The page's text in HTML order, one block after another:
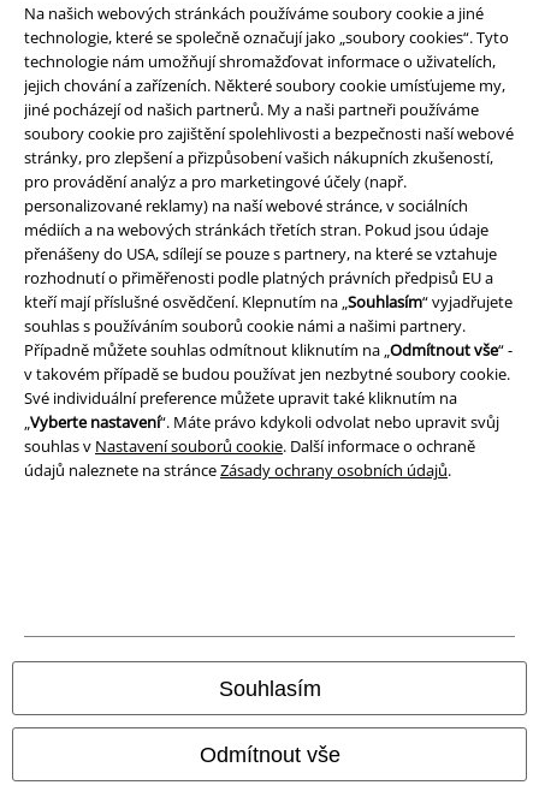
Na našich webových stránkách používáme soubory cookie a jiné
technologie, které se společně označují jako „soubory cookies“. Tyto
technologie nám umožňují shromažďovat informace o uživatelích,
jejich chování a zařízeních. Některé soubory cookie umísťujeme my,
jiné pocházejí od našich partnerů. My a naši partneři používáme
soubory cookie pro zajištění spolehlivosti a bezpečnosti naší webové
stránky, pro zlepšení a přizpůsobení vašich nákupních zkušeností,
pro provádění analýz a pro marketingové účely (např.
personalizované reklamy) na naší webové stránce, v sociálních
médiích a na webových stránkách třetích stran. Pokud jsou údaje
přenášeny do USA, sdílejí se pouze s partnery, na které se vztahuje
rozhodnutí o přiměřenosti podle platných právních předpisů EU a
kteří mají příslušné osvědčení. Klepnutím na „Souhlasím“ vyjadřujete
souhlas s používáním souborů cookie námi a našimi partnery.
Případně můžete souhlas odmítnout kliknutím na „Odmítnout vše“ -
v takovém případě se budou používat jen nezbytné soubory cookie.
Své individuální preference můžete upravit také kliknutím na
„Vyberte nastavení“. Máte právo kdykoli odvolat nebo upravit svůj
souhlas v Nastavení souborů cookie. Další informace o ochraně
údajů naleznete na stránceZásady ochrany osobních údajů.
Souhlasím
Odmítnout vše
Právní informace
Podmínky
Prohlášení
Ochrana osobních údajů
Odstoupení od smlouvy
Všechny ceny jsou včetně DPH, bezpoštovného a balného